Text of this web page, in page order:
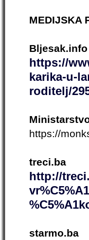
MEDIJSKA
Bljesak.info
https://
karika-u-
roditelj/
https://
treci.ba
http://
starmo.ba